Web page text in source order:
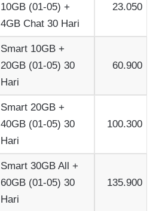
10GB (01-05) +
4GB Chat 30 Hari
23.050
Smart 10GB +
20GB (01-05) 30
Hari
60.900
Smart 20GB +
40GB (01-05) 30
Hari
100.300
Smart 30GB All +
60GB (01-05) 30
Hari
135.900